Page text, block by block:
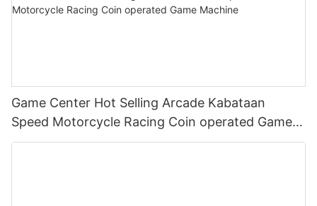
Game Center Hot Selling Arcade Kabataan
Speed ​​Motorcycle Racing Coin operated Game
Machine